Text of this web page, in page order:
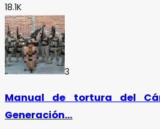
18.1K
3
Manual de tortura del
Generación…